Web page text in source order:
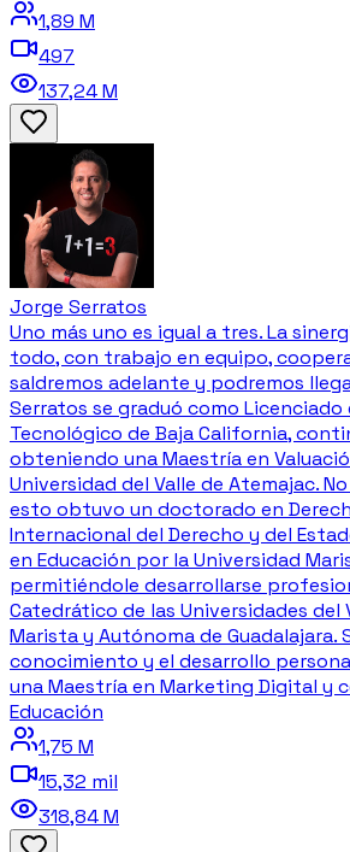
1,89 M
497
137,24 M
Jorge Serratos
Uno más uno es igual a tres. La
todo, con trabajo en equipo,
saldremos adelante y podremos
Serratos se graduó como Licenciado
Tecnológico de Baja California,
obteniendo una Maestría en
Universidad del Valle de Atemajac.
esto obtuvo un doctorado en
Internacional del Derecho y del
en Educación por la Universidad
permitiéndole desarrollarse
Catedrático de las Universidades del
Marista y Autónoma de Guadalajara.
conocimiento y el desarrollo
una Maestría en Marketing Digital y
Educación
1,75 M
15,32 mil
318,84 M